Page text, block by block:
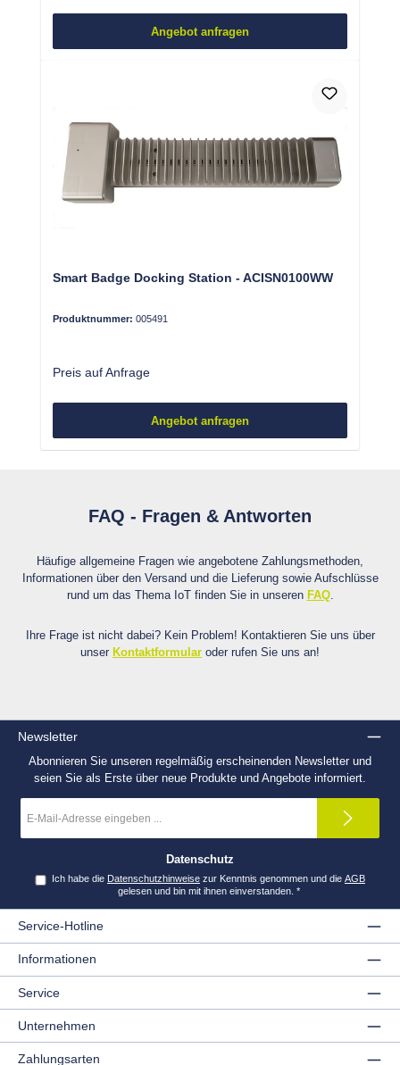
Angebot anfragen
Smart Badge Docking Station - ACISN0100WW
Produktnummer: 005491
Preis auf Anfrage
Angebot anfragen
FAQ - Fragen & Antworten
Häufige allgemeine Fragen wie angebotene Zahlungsmethoden,
Informationen über den Versand und die Lieferung sowie Aufschlüsse
rund um das Thema IoT finden Sie in unseren FAQ.
Ihre Frage ist nicht dabei? Kein Problem! Kontaktieren Sie uns über
unser Kontaktformular oder rufen Sie uns an!
Newsletter
Abonnieren Sie unseren regelmäßig erscheinenden Newsletter und
seien Sie als Erste über neue Produkte und Angebote informiert.
Mail-
*
Datenschutz
Ich habe die Datenschutzhinweisezur Kenntnis genommen und die AGB
gelesen und bin mit ihnen einverstanden. *
Service-Hotline
Informationen
Service
Unternehmen
Zahlungsarten